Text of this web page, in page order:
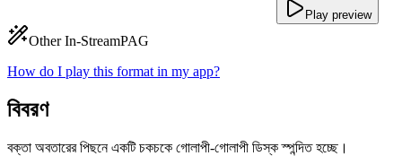
Play preview
Other In-StreamPAG
How do I play this format in my app?
বিবরণ
বক্তা অবতারের পিছনে একটি চকচকে গোলাপী-গোলাপী ডিস্ক স্পন্দিত হচ্ছে।